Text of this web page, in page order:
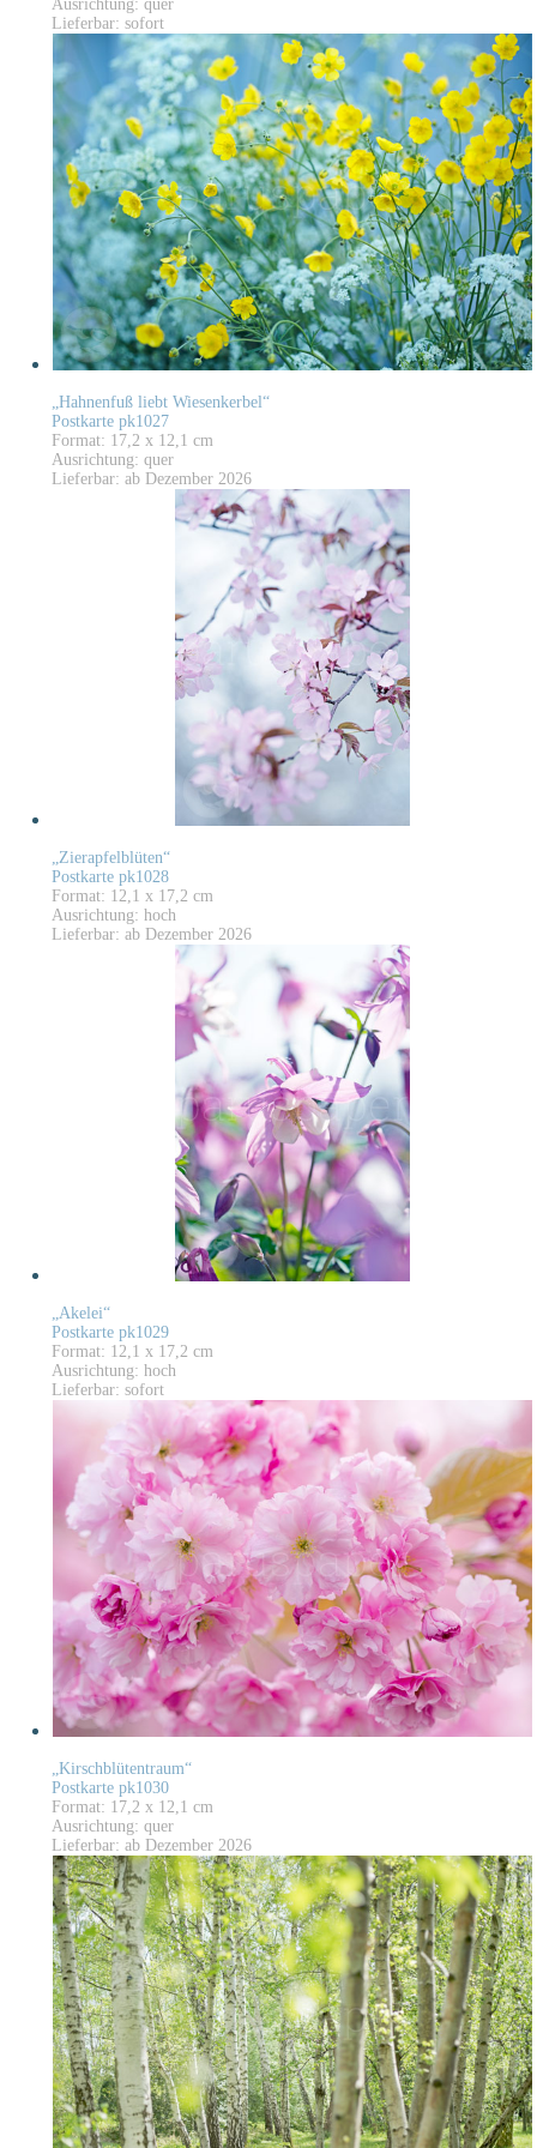
Ausrichtung: quer
Lieferbar: sofort
„Hahnenfuß liebt Wiesenkerbel“
Postkarte pk1027
Format: 17,2 x 12,1 cm
Ausrichtung: quer
Lieferbar: ab Dezember 2026
„Zierapfelblüten“
Postkarte pk1028
Format: 12,1 x 17,2 cm
Ausrichtung: hoch
Lieferbar: ab Dezember 2026
„Akelei“
Postkarte pk1029
Format: 12,1 x 17,2 cm
Ausrichtung: hoch
Lieferbar: sofort
„Kirschblütentraum“
Postkarte pk1030
Format: 17,2 x 12,1 cm
Ausrichtung: quer
Lieferbar: ab Dezember 2026